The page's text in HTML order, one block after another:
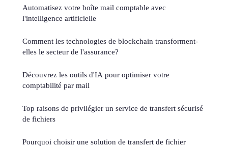
Automatisez votre boîte mail comptable avec
l'intelligence artificielle
Comment les technologies de blockchain transforment-
elles le secteur de l'assurance?
Découvrez les outils d'IA pour optimiser votre
comptabilité par mail
Top raisons de privilégier un service de transfert sécurisé
de fichiers
Pourquoi choisir une solution de transfert de fichier